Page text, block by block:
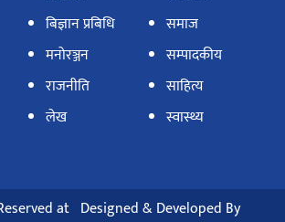
बिज्ञान प्रबिधि
मनोरञ्जन
राजनीति
लेख
समाज
सम्पादकीय
साहित्य
स्वास्थ्य
at Designed & Developed By